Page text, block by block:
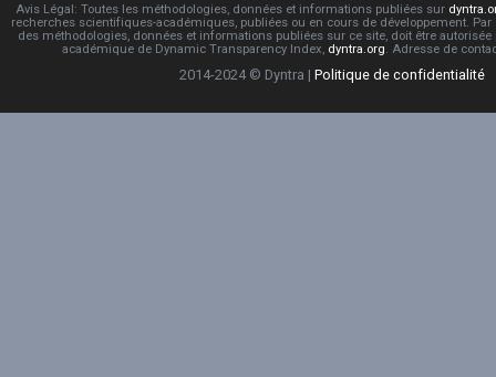
Avis Légal: Toutes les méthodologies, données et informations publiées sur
recherches scientifiques-académiques, publiées ou en cours de développement.
des méthodologies, données et informations publiées sur ce site, doit être
académique de Dynamic Transparency Index, dyntra.org. Adresse de
2014-2024 © Dyntra | Politique de confidentialité